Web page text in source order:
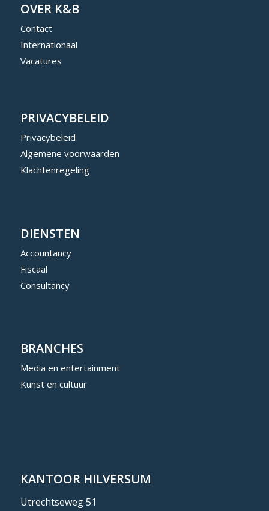
OVER K&B
Contact
Internationaal
Vacatures
PRIVACYBELEID
Privacybeleid
Algemene voorwaarden
Klachtenregeling
DIENSTEN
Accountancy
Fiscaal
Consultancy
BRANCHES
Media en entertainment
Kunst en cultuur
KANTOOR HILVERSUM
Utrechtseweg 51